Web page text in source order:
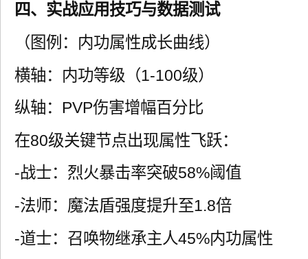
四、实战应用技巧与数据测试
（图例：内功属性成长曲线）
横轴：内功等级（1-100级）
纵轴：PVP伤害增幅百分比
在80级关键节点出现属性飞跃：
-战士：烈火暴击率突破58%阈值
-法师：魔法盾强度提升至1.8倍
-道士：召唤物继承主人45%内功属性